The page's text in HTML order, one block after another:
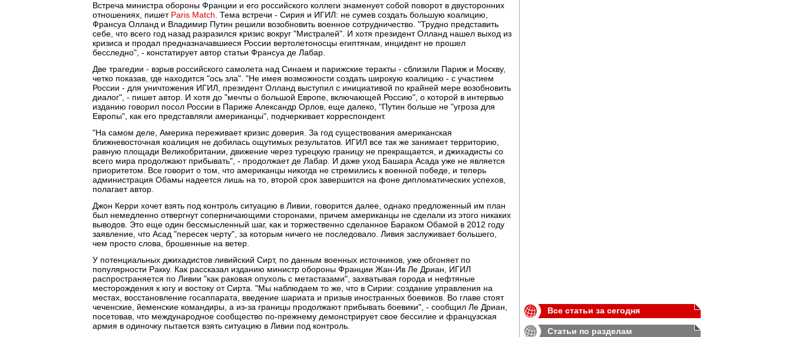
Встреча министра обороны Франции и его российского коллеги знаменует собой поворот в двусторонних
отношениях, пишет Paris Match . Тема встречи - Сирия и ИГИЛ: не сумев создать большую коалицию,
Франсуа Олланд и Владимир Путин решили возобновить военное сотрудничество. "Трудно представить
себе, что всего год назад разразился кризис вокруг "Мистралей". И хотя президент Олланд нашел выход из
кризиса и продал предназначавшиеся России вертолетоносцы египтянам, инцидент не прошел
бесследно", - констатирует автор статьи Франсуа де Лабар.
Две трагедии - взрыв российского самолета над Синаем и парижские теракты - сблизили Париж и Москву,
четко показав, где находится "ось зла". "Не имея возможности создать широкую коалицию - с участием
России - для уничтожения ИГИЛ, президент Олланд выступил с инициативой по крайней мере возобновить
диалог", - пишет автор. И хотя до "мечты о большой Европе, включающей Россию", о которой в интервью
изданию говорил посол России в Париже Александр Орлов, еще далеко, "Путин больше не "угроза для
Европы", как его представляли американцы", подчеркивает корреспондент.
"На самом деле, Америка переживает кризис доверия. За год существования американская
ближневосточная коалиция не добилась ощутимых результатов. ИГИЛ все так же занимает территорию,
равную площади Великобритании, движение через турецкую границу не прекращается, и джихадисты со
всего мира продолжают прибывать", - продолжает де Лабар. И даже уход Башара Асада уже не является
приоритетом. Все говорит о том, что американцы никогда не стремились к военной победе, и теперь
администрация Обамы надеется лишь на то, второй срок завершится на фоне дипломатических успехов,
полагает автор.
Джон Керри хочет взять под контроль ситуацию в Ливии, говорится далее, однако предложенный им план
был немедленно отвергнут соперничающими сторонами, причем американцы не сделали из этого никаких
выводов. Это еще один бессмысленный шаг, как и торжественно сделанное Бараком Обамой в 2012 году
заявление, что Асад "пересек черту", за которым ничего не последовало. Ливия заслуживает большего,
чем просто слова, брошенные на ветер.
У потенциальных джихадистов ливийский Сирт, по данным военных источников, уже обгоняет по
популярности Ракку. Как рассказал изданию министр обороны Франции Жан-Ив Ле Дриан, ИГИЛ
распространяется по Ливии "как раковая опухоль с метастазами", захватывая города и нефтяные
месторождения к югу и востоку от Сирта. "Мы наблюдаем то же, что в Сирии: создание управления на
местах, восстановление госаппарата, введение шариата и призыв иностранных боевиков. Во главе стоят
чеченские, йеменские командиры, а из-за границы продолжают прибывать боевики", - сообщил Ле Дриан,
посетовав, что международное сообщество по-прежнему демонстрирует свое бессилие и французская
армия в одиночку пытается взять ситуацию в Ливии под контроль.
Все статьи за сегодня
Статьи по разделам